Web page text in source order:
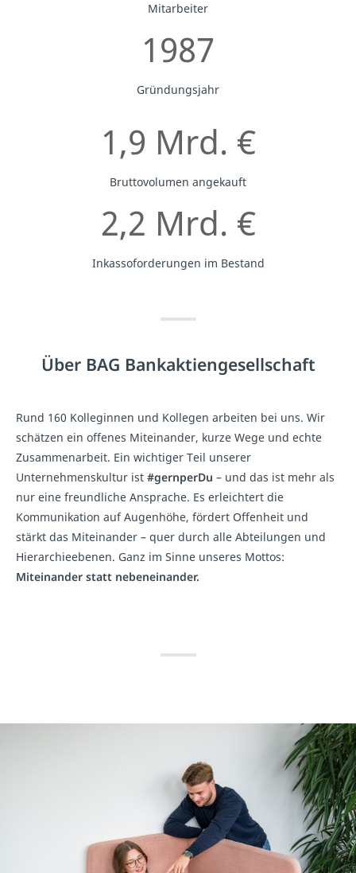
Mitarbeiter
1987
Gründungsjahr
1,9 Mrd. €
Bruttovolumen angekauft
2,2 Mrd. €
Inkassoforderungen im Bestand
Über BAG Bankaktiengesellschaft
Rund 160 Kolleginnen und Kollegen arbeiten bei uns. Wir
schätzen ein offenes Miteinander, kurze Wege und echte
Zusammenarbeit. Ein wichtiger Teil unserer
Unternehmenskultur ist #gernperDu – und das ist mehr als
nur eine freundliche Ansprache. Es erleichtert die
Kommunikation auf Augenhöhe, fördert Offenheit und
stärkt das Miteinander – quer durch alle Abteilungen und
Hierarchieebenen. Ganz im Sinne unseres Mottos:
Miteinander statt nebeneinander.